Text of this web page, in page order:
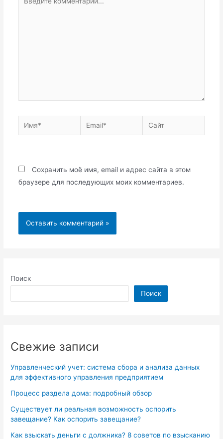
Поиск
Поиск
Свежие записи
Управленческий учет: система сбора и анализа данных
для эффективного управления предприятием
Процесс раздела дома: подробный обзор
Существует ли реальная возможность оспорить
завещание? Как оспорить завещание?
Как взыскать деньги с должника? 8 советов по взысканию
Имя* Email* Сайт
Сохранить моё имя, email и адрес сайта в этом
браузере для последующих моих комментариев.